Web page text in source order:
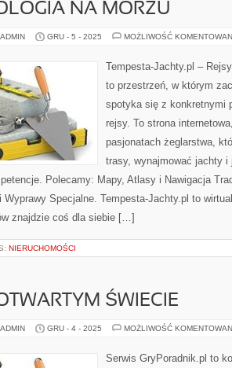
NA MORZU
GRU - 5 - 2025 MOŻLIWOŚĆ
Tempesta-Jachty.pl –
to przestrzeń, w którym
spotyka się z konkretnymi
rejsy. To strona
pasjonatach żeglarstwa,
trasy, wynajmować jachty
Polecamy: Mapy, Atlasy i Nawigacja
Wyprawy Specjalne. Tempesta-Jachty.pl to
znajdzie coś dla siebie […]
NIERUCHOMOŚCI
ŚWIECIE
GRU - 4 - 2025 MOŻLIWOŚĆ
Serwis GryPoradnik.pl to